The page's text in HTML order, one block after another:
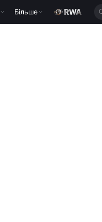
Більше